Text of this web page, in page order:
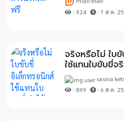
: 924
: 7 ส.ค.
จริงหรือไม่ ใบ
ใช้แทนใบขับขี่จ
sasina
: 899
: 6 ส.ค.